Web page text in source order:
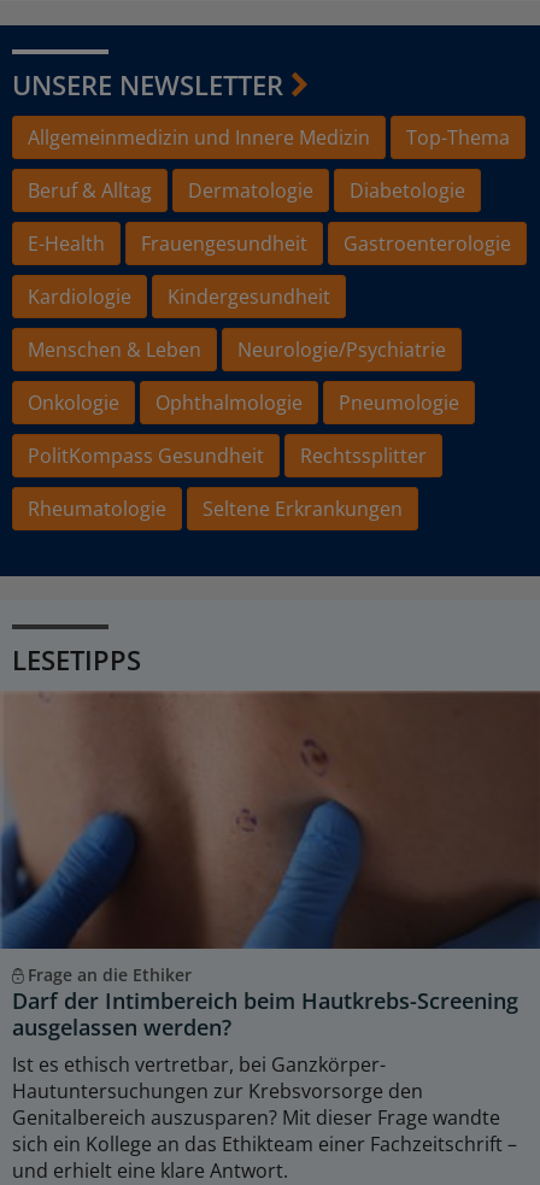
UNSERE NEWSLETTER
Allgemeinmedizin und Innere Medizin
Top-Thema
Beruf & Alltag
Dermatologie
Diabetologie
E-Health
Frauengesundheit
Gastroenterologie
Kardiologie
Kindergesundheit
Menschen & Leben
Neurologie/Psychiatrie
Onkologie
Ophthalmologie
Pneumologie
PolitKompass Gesundheit
Rechtssplitter
Rheumatologie
Seltene Erkrankungen
LESETIPPS
Frage an die Ethiker
Darf der Intimbereich beim Hautkrebs-Screening
ausgelassen werden?
Ist es ethisch vertretbar, bei Ganzkörper-
Hautuntersuchungen zur Krebsvorsorge den
Genitalbereich auszusparen? Mit dieser Frage wandte
sich ein Kollege an das Ethikteam einer Fachzeitschrift –
und erhielt eine klare Antwort.